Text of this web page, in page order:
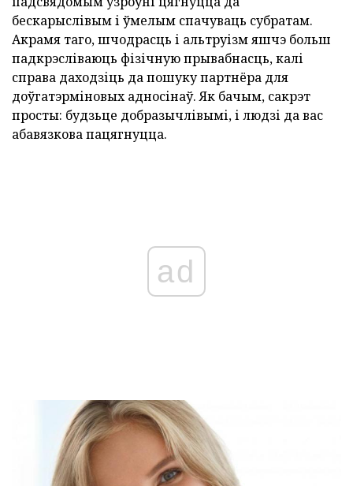
бескарыслівым і ўмелым спачуваць субратам.
Акрамя таго, шчодрасць і альтруізм яшчэ больш
падкрэсліваюць фізічную прывабнасць, калі
справа даходзіць да пошуку партнёра для
доўгатэрміновых адносінаў. Як бачым, сакрэт
просты: будзьце добразычлівымі, і людзі да вас
абавязкова пацягнуцца.
ad